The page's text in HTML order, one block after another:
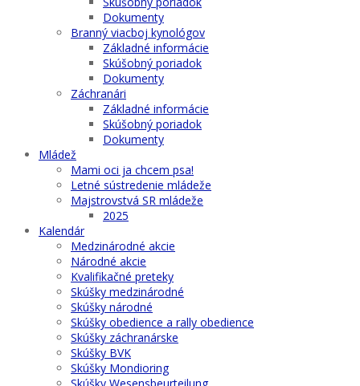
Dokumenty
Branný viacboj kynológov
Základné informácie
Skúšobný poriadok
Dokumenty
Záchranári
Základné informácie
Skúšobný poriadok
Dokumenty
Mládež
Mami oci ja chcem psa!
Letné sústredenie mládeže
Majstrovstvá SR mládeže
2025
Kalendár
Medzinárodné akcie
Národné akcie
Kvalifikačné preteky
Skúšky medzinárodné
Skúšky národné
Skúšky obedience a rally obedience
Skúšky záchranárske
Skúšky BVK
Skúšky Mondioring